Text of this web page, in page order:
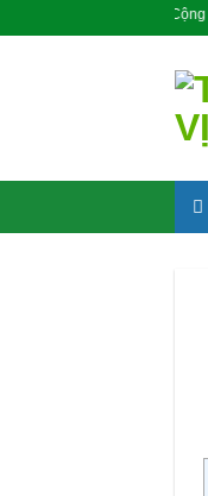
Sản Phẩm Cho Cộng Đồng